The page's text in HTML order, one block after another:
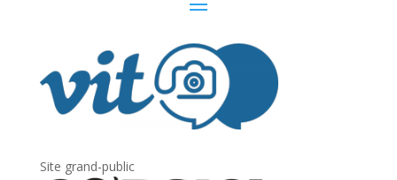
Site grand-public